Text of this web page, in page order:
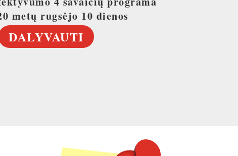
metų rugsėjo 10 dienos
DALYVAUTI